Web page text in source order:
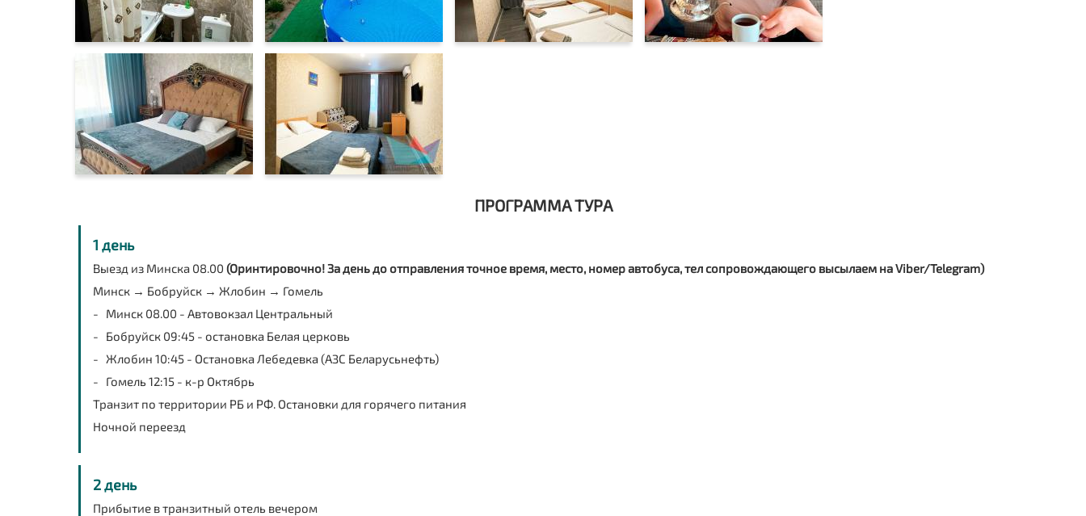
ПРОГРАММА ТУРА
1 день
Выезд из Минска 08.00(Оринтировочно! За день до отправления точное время, место, номер автобуса, тел сопровождающего высылаем на Viber/Telegram)
Минск → Бобруйск → Жлобин → Гомель
- Минск 08.00 - Автовокзал Центральный
- Бобруйск 09:45 - остановка Белая церковь
- Жлобин 10:45 - Остановка Лебедевка (АЗС Беларусьнефть)
- Гомель 12:15 - к-р Октябрь
Транзит по территории РБ и РФ. Остановки для горячего питания
Ночной переезд
2 день
Прибытие в транзитный отель вечером